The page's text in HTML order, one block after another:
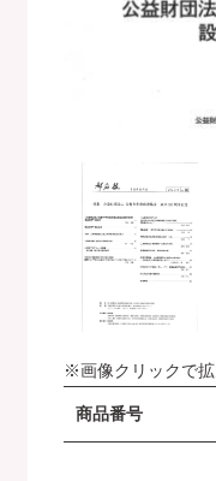
※画像クリックで拡
商品番号